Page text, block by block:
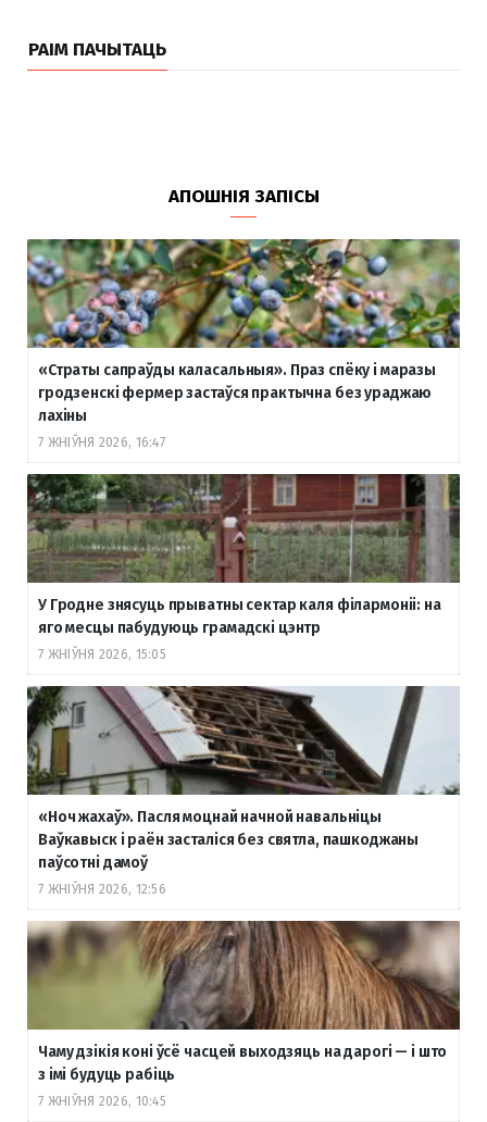
РАІМ ПАЧЫТАЦЬ
АПОШНІЯ ЗАПІСЫ
«Страты сапраўды каласальныя». Праз спёку і маразы
гродзенскі фермер застаўся практычна без ураджаю
лахіны
7 ЖНІЎНЯ 2026, 16:47
У Гродне знясуць прыватны сектар каля філармоніі: на
яго месцы пабудуюць грамадскі цэнтр
7 ЖНІЎНЯ 2026, 15:05
«Ноч жахаў». Пасля моцнай начной навальніцы
Ваўкавыск і раён засталіся без святла, пашкоджаны
паўсотні дамоў
7 ЖНІЎНЯ 2026, 12:56
Чаму дзікія коні ўсё часцей выходзяць на дарогі — і што
з імі будуць рабіць
7 ЖНІЎНЯ 2026, 10:45